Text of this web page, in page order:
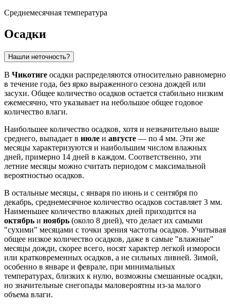
Среднемесячная температура
Осадки
Нашли неточность?
В Чикотиге осадки распределяются относительно равномерно
в течение года, без ярко выраженного сезона дождей или
засухи. Общее количество осадков остается стабильно низким
ежемесячно, что указывает на небольшое общее годовое
количество влаги.
Наибольшее количество осадков, хотя и незначительно выше
среднего, выпадает в июле и августе — по 4 мм. Эти же
месяцы характеризуются и наибольшим числом влажных
дней, примерно 14 дней в каждом. Соответственно, эти
летние месяцы можно считать периодом с максимальной
вероятностью осадков.
В остальные месяцы, с января по июнь и с сентября по
декабрь, среднемесячное количество осадков составляет 3 мм.
Наименьшее количество влажных дней приходится на
октябрь и ноябрь (около 8 дней), что делает их самыми
"сухими" месяцами с точки зрения частоты осадков. Учитывая
общее низкое количество осадков, даже в самые "влажные"
месяцы дожди, скорее всего, носят характер легкой измороси
или кратковременных осадков, а не сильных ливней. Зимой,
особенно в январе и феврале, при минимальных
температурах, близких к нулю, возможны смешанные осадки,
но значительные снегопады маловероятны из-за малого
объема влаги.